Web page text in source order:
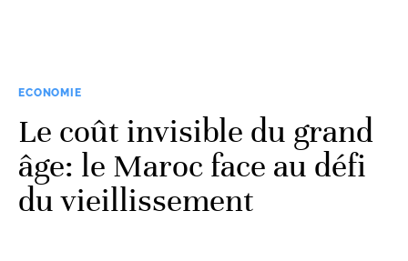
ECONOMIE
Le coût invisible du grand
âge: le Maroc face au défi
du vieillissement